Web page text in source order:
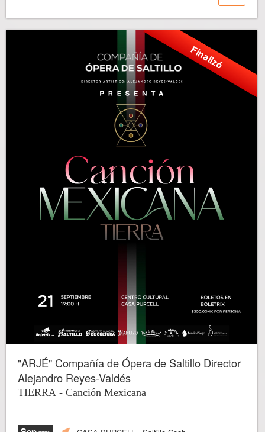
Finalizó
"ARJÉ" Compañía de Ópera de Saltillo Director
Alejandro Reyes-Valdés
TIERRA - Canción Mexicana